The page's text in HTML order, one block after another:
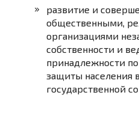
развитие и
общественными,
организациями
собственности и
принадлежности
защиты населения
государственной